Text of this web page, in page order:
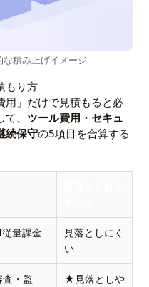
積み上げイメージ
もり方
用」だけで見積もると必
、 ツール費用・セキュ
続保守の5項目を合算する
量課金
見落としにく
い
・監
★見落としや